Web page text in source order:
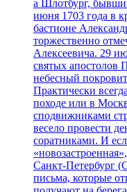
а Шлотбург,
июня 1703 года в
бастионе
торжественно
Алексеевича. 29
святых апостолов
небесный
Практически
походе или в
сподвижниками
весело провести
соратниками. И
Санкт-Петербург
письма, которые